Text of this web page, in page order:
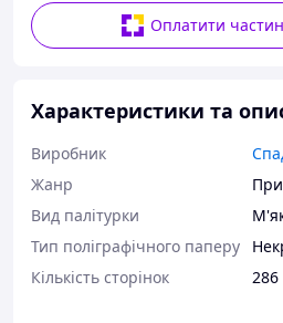
Оплатити
Характеристики та
Виробник
Жанр
Вид палітурки
Тип поліграфічного паперу
Кількість сторінок
286